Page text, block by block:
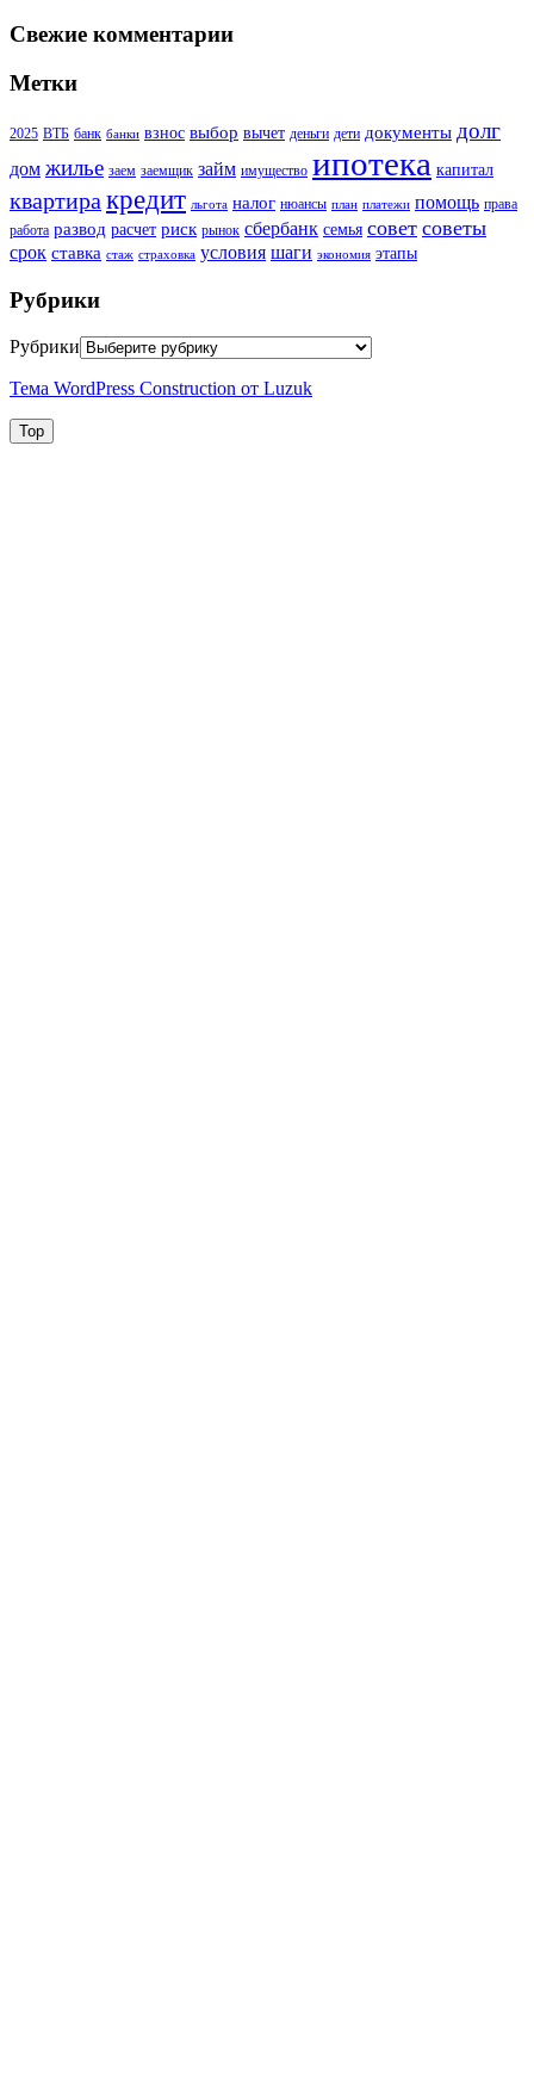
Свежие комментарии
Метки
2025 ВТБ банк банки взнос выбор вычет деньги дети документы долг
дом жилье заем заемщик займ имущество ипотека капитал
квартира кредит льгота налог нюансы план платежи помощь права
работа развод расчет риск рынок сбербанк семья совет советы
срок ставка стаж страховка условия шаги экономия этапы
Рубрики
Рубрики
Тема WordPress Construction от Luzuk
Top